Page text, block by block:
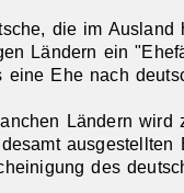
die im Ausland
Ländern ein
eine Ehe nach
Ländern wird
des